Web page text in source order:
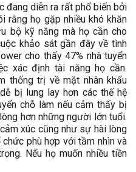
đang diễn ra rất phổ biến bởi
rằng họ gặp nhiều khó khăn
bộ kỹ năng mà họ cần cho
khảo sát gần đây về tình
cho thấy 47% nhà tuyển
xác định tài năng họ cần.
thống trị về mặt nhân khẩu
bị lung lay hơn các thế hệ
chỗ làm nếu cảm thấy bị
hơn những người lớn tuổi.
xúc cũng như sự hài lòng
phù hợp với tầm nhìn và
Nếu họ muốn nhiều tiền